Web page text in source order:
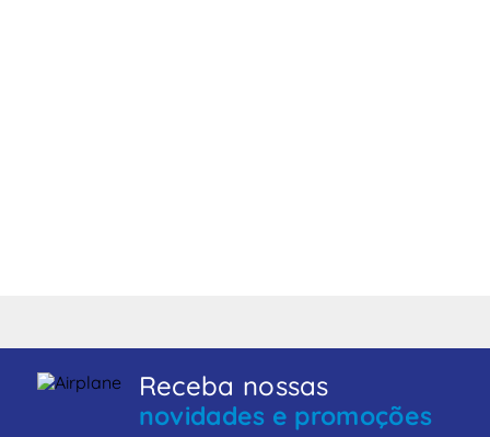
Receba nossas
novidades e promoções